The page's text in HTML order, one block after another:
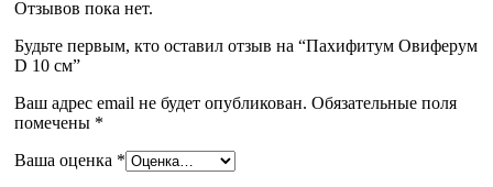
Отзывов пока нет.
Будьте первым, кто оставил отзыв на “Пахифитум Овиферум
D 10 см”
Ваш адрес email не будет опубликован. Обязательные поля
помечены *
Ваша оценка *